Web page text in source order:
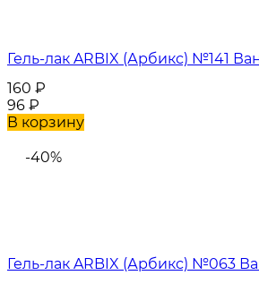
Гель-лак ARBIX (Арбикс) №141
160 ₽
96 ₽
В корзину
-40%
Гель-лак ARBIX (Арбикс) №063